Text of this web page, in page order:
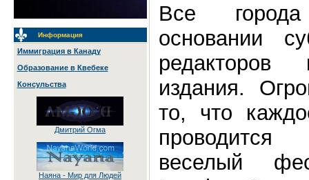
Информация
Иммиграция в Канаду
Образование в Квебеке
Консульства
Дмитрий Огма
Наяна - Мир для Людей
Все
основании
издания.
то, что
веселый